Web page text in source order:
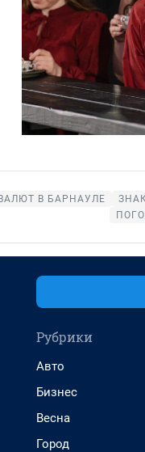
В БАРНАУЛЕ
Рубрики
Авто
Бизнес
Весна
Город